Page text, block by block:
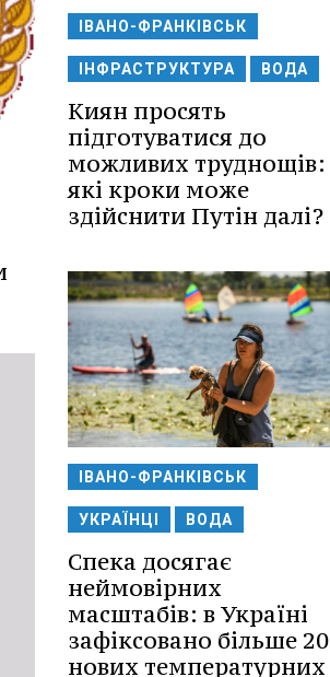
ІВАНО-ФРАНКІВСЬК
ІНФРАСТРУКТУРА ВОДА
Киян просять
підготуватися до
можливих труднощів:
які кроки може
здійснити Путін далі?
ІВАНО-ФРАНКІВСЬК
УКРАЇНЦІ ВОДА
Спека досягає
неймовірних
масштабів: в Україні
зафіксовано більше 20
нових температурних